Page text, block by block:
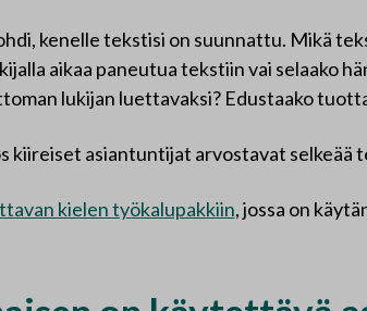
kenelle tekstisi on suunnattu. Mikä
aikaa paneutua tekstiin vai selaako
lukijan luettavaksi? Edustaako
kiireiset asiantuntijat arvostavat selkeää
kielen työkalupakkiin, jossa on